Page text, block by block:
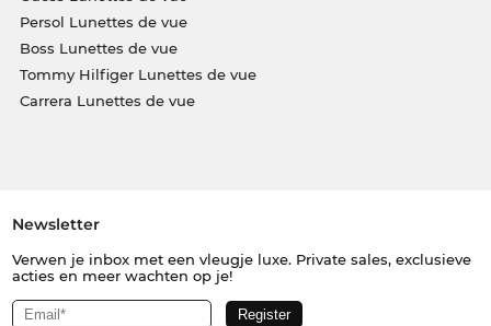
Persol Lunettes de vue
Boss Lunettes de vue
Tommy Hilfiger Lunettes de vue
Carrera Lunettes de vue
Newsletter
Verwen je inbox met een vleugje luxe. Private sales, exclusieve
acties en meer wachten op je!